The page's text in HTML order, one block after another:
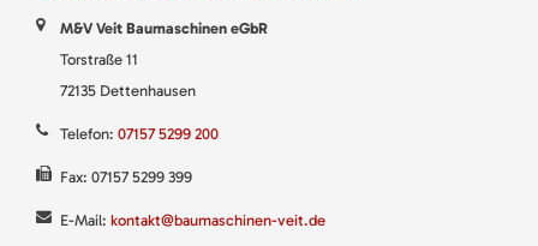
M&V Veit Baumaschinen eGbR
Torstraße 11
72135 Dettenhausen
Telefon: 07157 5299 200
Fax: 07157 5299 399
E-Mail: kontakt@baumaschinen-veit.de